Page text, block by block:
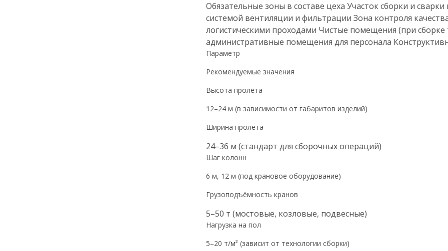
Обязательные зоны в составе цеха Участок сборки и
системой вентиляции и фильтрации Зона контроля
логистическими проходами Чистые помещения (при
административные помещения для персонала
Параметр
Рекомендуемые значения
Высота пролёта
12–24 м (в зависимости от габаритов изделий)
Ширина пролёта
24–36 м (стандарт для сборочных операций)
Шаг колонн
6 м, 12 м (под крановое оборудование)
Грузоподъёмность кранов
5–50 т (мостовые, козловые, подвесные)
Нагрузка на пол
5–20 т/м² (зависит от технологии сборки)